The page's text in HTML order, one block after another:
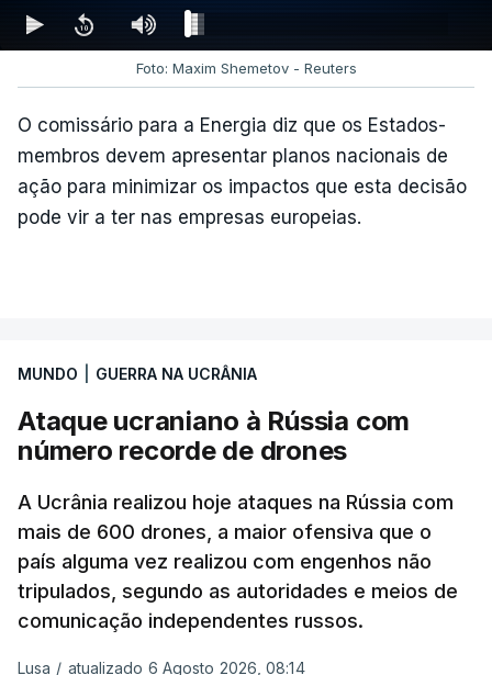
Foto: Maxim Shemetov - Reuters
O comissário para a Energia diz que os Estados-
membros devem apresentar planos nacionais de
ação para minimizar os impactos que esta decisão
pode vir a ter nas empresas europeias.
MUNDO GUERRA NA UCRÂNIA
Ataque ucraniano à Rússia com
número recorde de drones
A Ucrânia realizou hoje ataques na Rússia com
mais de 600 drones, a maior ofensiva que o
país alguma vez realizou com engenhos não
tripulados, segundo as autoridades e meios de
comunicação independentes russos.
Lusa / atualizado 6 Agosto 2026, 08:14